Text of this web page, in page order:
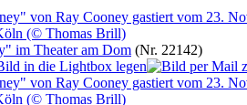
im Theater am Dom (Nr. 22142)